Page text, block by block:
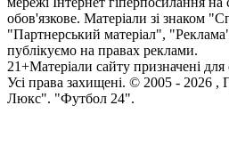
обов'язкове. Матеріали зі знаком
"Партнерський матеріал",
публікуємо на правах реклами.
21+Матеріали сайту призначені
Усi права захищенi. © 2005 - 2026 ,
Люкс". "Футбол 24".